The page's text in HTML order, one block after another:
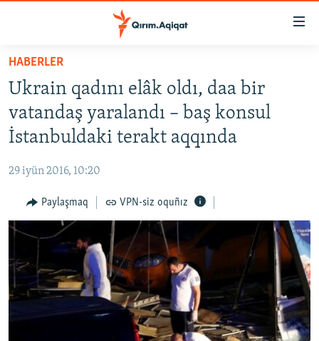
Esas
qaytmaq
Baş
navigatsiyağa
qaytmaq
Qıdıruvğa
qaytmaq
HABERLER
İQTİSADİYAT
MEDENİYET
İNSAN AQLARI
VİDEO
SÜRET
BLOGLAR
HABERLER
Ukrain qadını elâk oldı, daa bir
vatandaş yaralandı – baş konsul
İstanbuldaki terakt aqqında
29 iyün 2016, 10:20
Paylaşmaq VPN-siz oquñız